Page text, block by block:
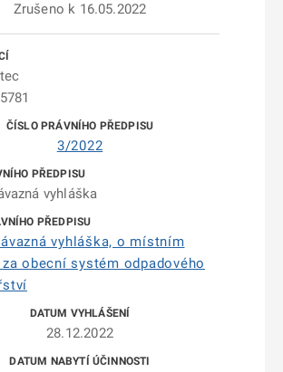
Zrušeno k 16.05.2022
3/2022
vyhláška
vyhláška, o místním
obecní systém odpadového
28.12.2022